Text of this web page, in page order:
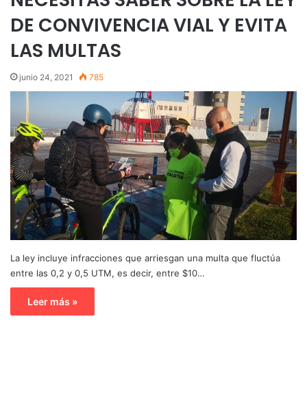
DE CONVIVENCIA VIAL Y EVITA
LAS MULTAS
junio 24, 2021 785
La ley incluye infracciones que arriesgan una multa que fluctúa
entre las 0,2 y 0,5 UTM, es decir, entre $10…
Leer más »